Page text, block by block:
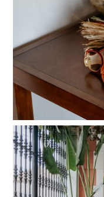
Read More...
Irene y Dani | Boda
Read More...